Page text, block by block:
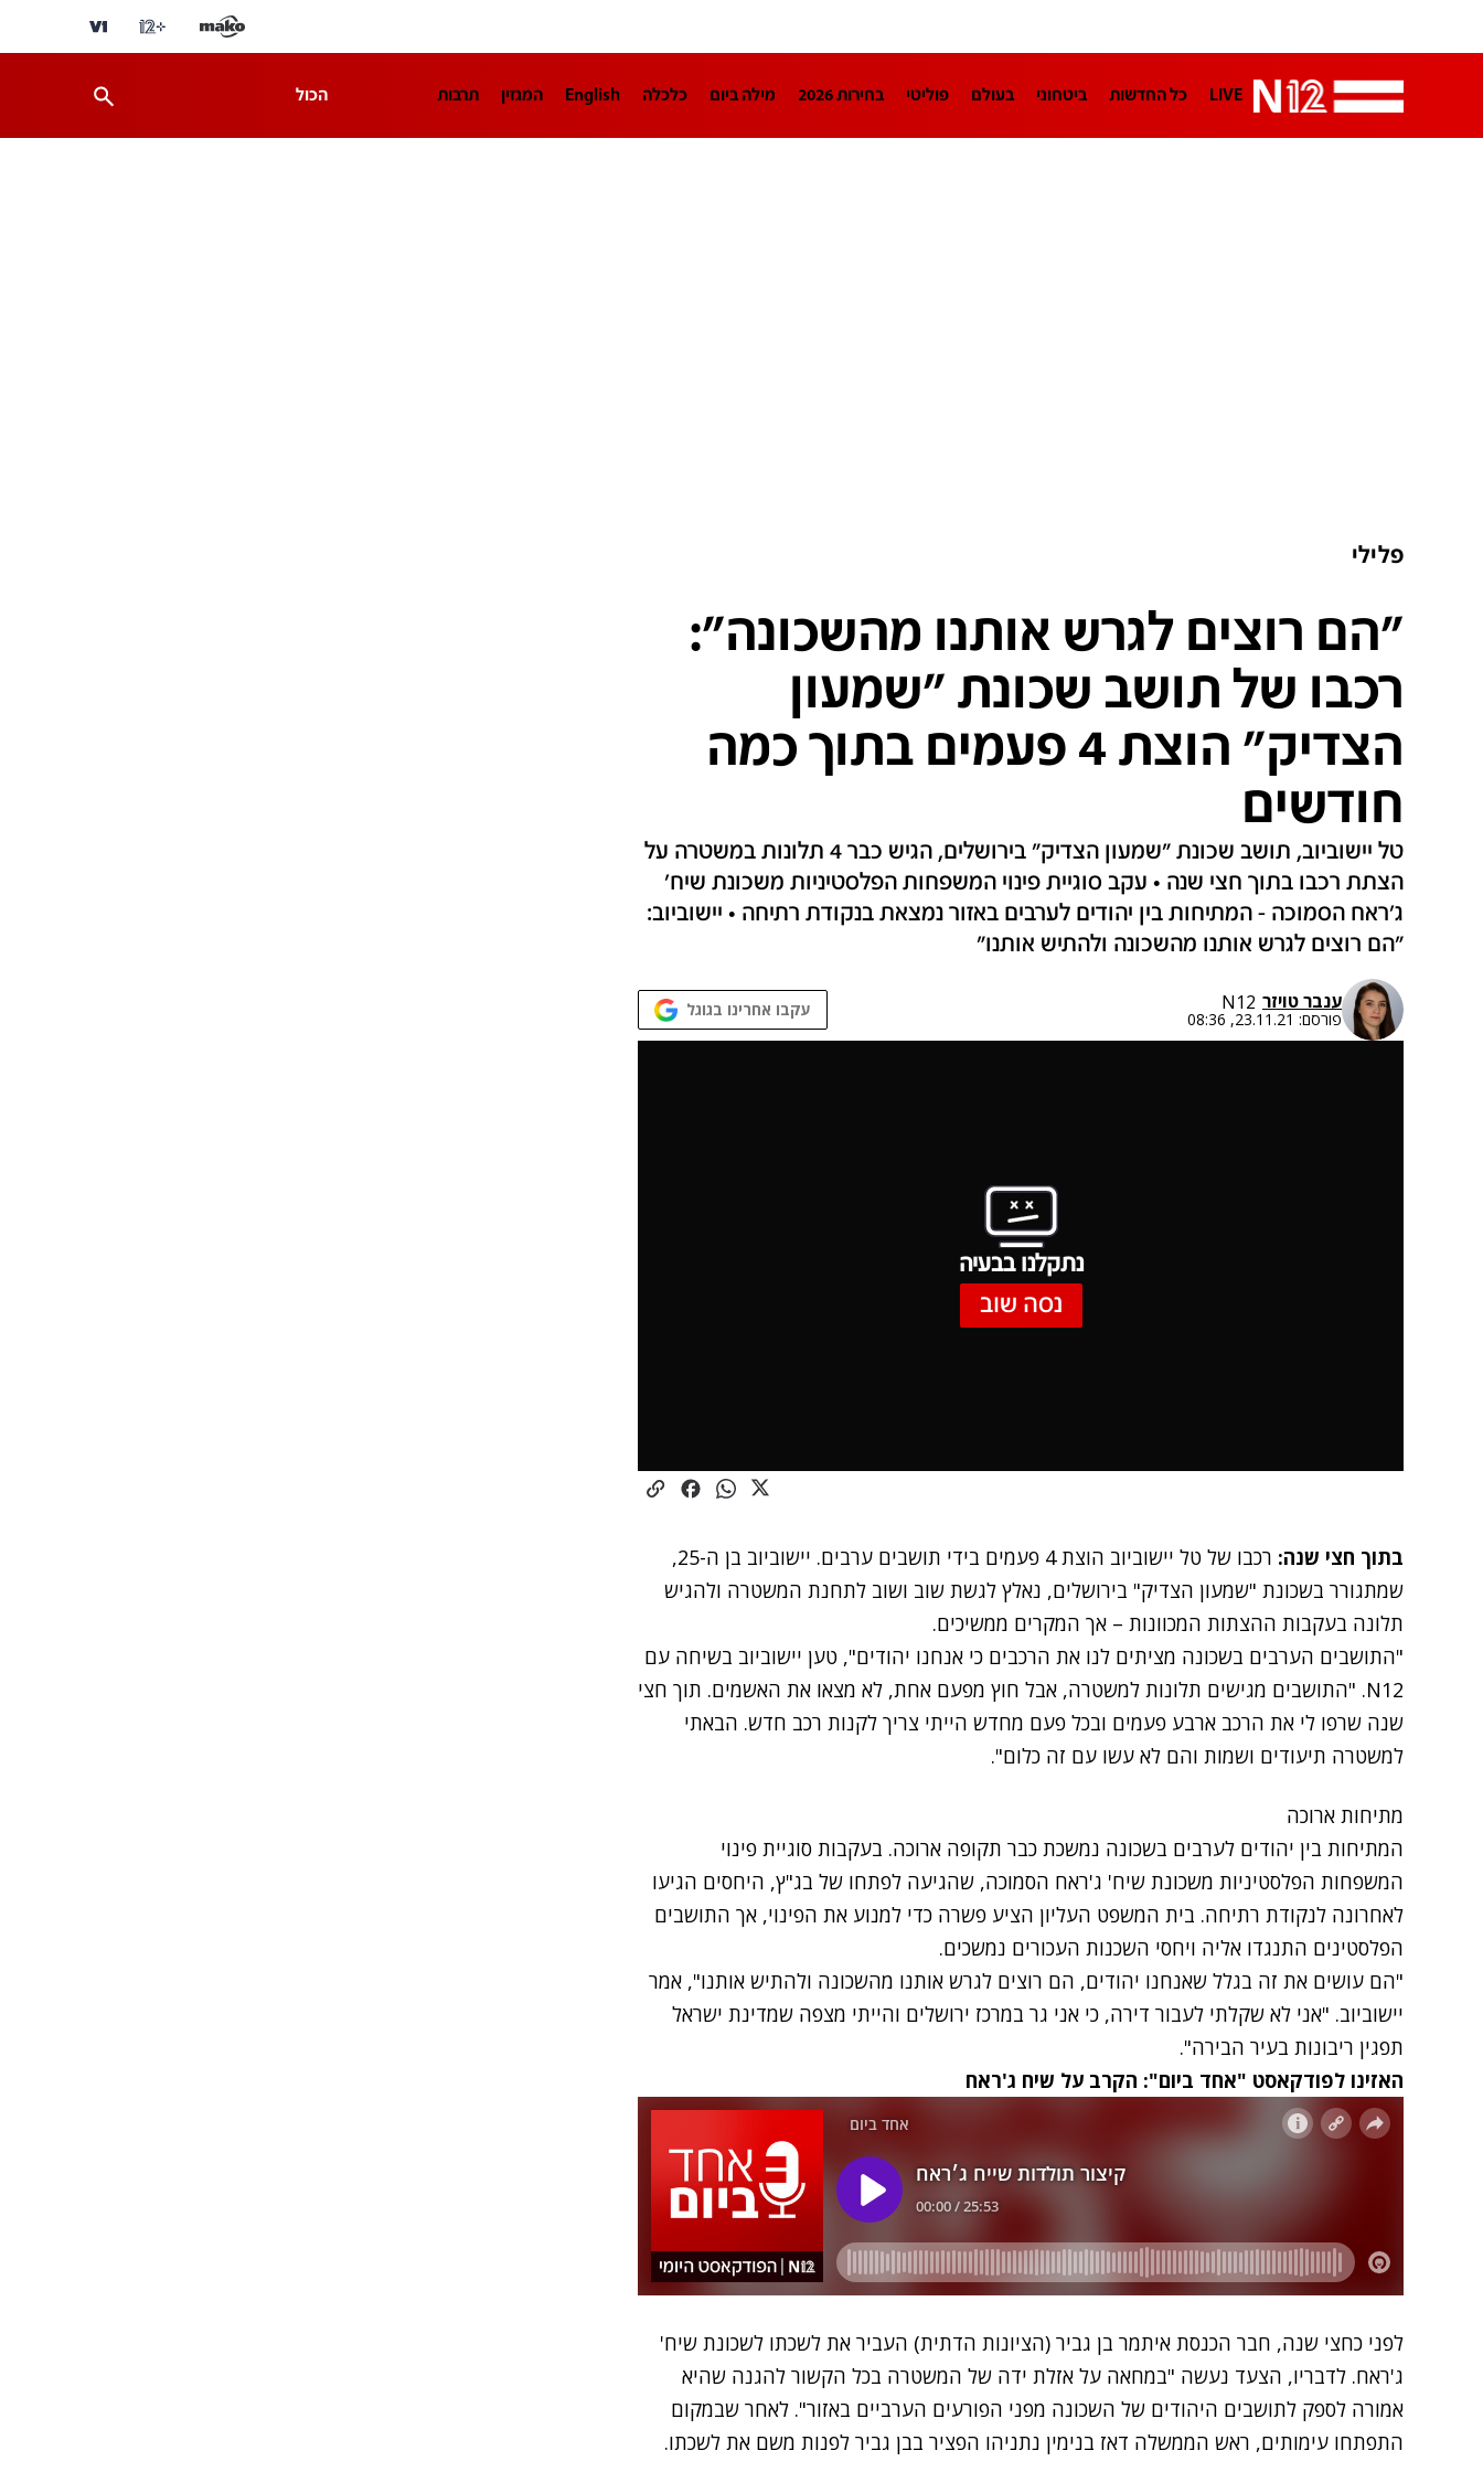
LIVE כל החדשות ביטחוני בעולם פוליטי בחירות 2026 מילה ביום כלכלה English המגזין תרבות הכול
פלילי
"הם רוצים לגרש אותנו מהשכונה":
רכבו של תושב שכונת "שמעון
הצדיק" הוצת 4 פעמים בתוך כמה
חודשים
טל יישוביוב, תושב שכונת "שמעון הצדיק" בירושלים, הגיש כבר 4 תלונות במשטרה על
הצתת רכבו בתוך חצי שנה • עקב סוגיית פינוי המשפחות הפלסטיניות משכונת שיח'
ג'ראח הסמוכה - המתיחות בין יהודים לערבים באזור נמצאת בנקודת רתיחה • יישוביוב:
"הם רוצים לגרש אותנו מהשכונה ולהתיש אותנו"
ענבר טויזר N12
פורסם: 23.11.21, 08:36 עקבו אחרינו בגוגל
נתקלנו בבעיה
נסה שוב
בתוך חצי שנה:
רכבו של טל יישוביוב הוצת 4 פעמים בידי תושבים ערבים. יישוביוב בן ה-25,
שמתגורר בשכונת "שמעון הצדיק" בירושלים, נאלץ לגשת שוב ושוב לתחנת המשטרה ולהגיש
תלונה בעקבות ההצתות המכוונות – אך המקרים ממשיכים.
"התושבים הערבים בשכונה מציתים לנו את הרכבים כי אנחנו יהודים", טען יישוביוב בשיחה עם
N12. "התושבים מגישים תלונות למשטרה, אבל חוץ מפעם אחת, לא מצאו את האשמים. תוך חצי
שנה שרפו לי את הרכב ארבע פעמים ובכל פעם מחדש הייתי צריך לקנות רכב חדש. הבאתי
למשטרה תיעודים ושמות והם לא עשו עם זה כלום".
מתיחות ארוכה
המתיחות בין יהודים לערבים בשכונה נמשכת כבר תקופה ארוכה. בעקבות סוגיית פינוי
המשפחות הפלסטיניות משכונת שיח' ג'ראח הסמוכה, שהגיעה לפתחו של בג"ץ, היחסים הגיעו
לאחרונה לנקודת רתיחה. בית המשפט העליון הציע פשרה כדי למנוע את הפינוי, אך התושבים
הפלסטינים התנגדו אליה ויחסי השכנות העכורים נמשכים.
"הם עושים את זה בגלל שאנחנו יהודים, הם רוצים לגרש אותנו מהשכונה ולהתיש אותנו", אמר
יישוביוב. "אני לא שקלתי לעבור דירה, כי אני גר במרכז ירושלים והייתי מצפה שמדינת ישראל
תפגין ריבונות בעיר הבירה".
האזינו לפודקאסט "אחד ביום": הקרב על שיח ג'ראח
לפני כחצי שנה, חבר הכנסת איתמר בן גביר (הציונות הדתית) העביר את לשכתו לשכונת שיח'
ג'ראח. לדבריו, הצעד נעשה "במחאה על אזלת ידה של המשטרה בכל הקשור להגנה שהיא
אמורה לספק לתושבים היהודים של השכונה מפני הפורעים הערביים באזור". לאחר שבמקום
התפתחו עימותים, ראש הממשלה דאז בנימין נתניהו הפציר בבן גביר לפנות משם את לשכתו.